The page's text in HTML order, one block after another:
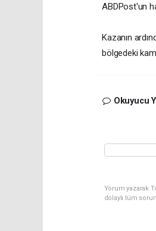
ABDPost'un
Kazanın
bölgedeki
Okuyucu
Yorum yazarak
dolaylı tüm